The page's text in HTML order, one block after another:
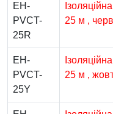
EH-
PVCT-
25R
25 м ,
EH-
PVCT-
25Y
25 м ,